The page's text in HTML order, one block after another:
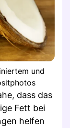
und
dass das
Fett bei
helfen